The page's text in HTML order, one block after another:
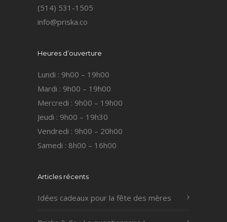
(514) 531-1505
info@priska.co
Heures d’ouverture
Lundi : 9h00 – 19h00
Mardi : 9h00 – 19h00
Mercredi : 9h00 – 19h00
Jeudi : 9h00 – 19h30
Vendredi : 9h00 – 20h00
Samedi : 8h00 – 16h00
Articles récents
Idées cadeaux pour la fête des mères